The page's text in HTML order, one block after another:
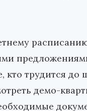
трудится до
демо-